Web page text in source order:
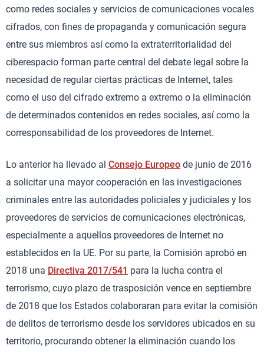
como redes sociales y servicios de comunicaciones vocales
cifrados, con fines de propaganda y comunicación segura
entre sus miembros así como la extraterritorialidad del
ciberespacio forman parte central del debate legal sobre la
necesidad de regular ciertas prácticas de Internet, tales
como el uso del cifrado extremo a extremo o la eliminación
de determinados contenidos en redes sociales, así como la
corresponsabilidad de los proveedores de Internet.
Lo anterior ha llevado al Consejo Europeo de junio de 2016
a solicitar una mayor cooperación en las investigaciones
criminales entre las autoridades policiales y judiciales y los
proveedores de servicios de comunicaciones electrónicas,
especialmente a aquellos proveedores de Internet no
establecidos en la UE. Por su parte, la Comisión aprobó en
2018 una Directiva 2017/541 para la lucha contra el
terrorismo, cuyo plazo de trasposición vence en septiembre
de 2018 que los Estados colaboraran para evitar la comisión
de delitos de terrorismo desde los servidores ubicados en su
territorio, procurando obtener la eliminación cuando los